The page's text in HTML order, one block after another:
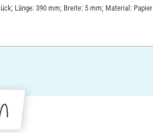
Länge: 390 mm; Breite: 5 mm; Material: Papier